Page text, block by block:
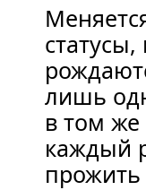
лишь
в том же
каждый